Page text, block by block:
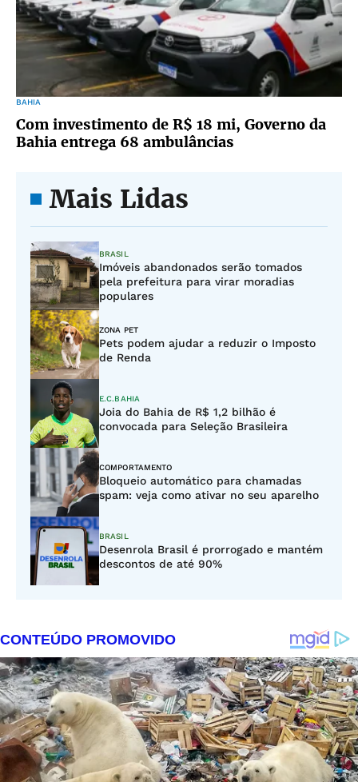
BAHIA
Com investimento de R$ 18 mi, Governo da
Bahia entrega 68 ambulâncias
Mais Lidas
BRASIL
Imóveis abandonados serão tomados
pela prefeitura para virar moradias
populares
ZONA PET
Pets podem ajudar a reduzir o Imposto
de Renda
E.C.BAHIA
Joia do Bahia de R$ 1,2 bilhão é
convocada para Seleção Brasileira
COMPORTAMENTO
Bloqueio automático para chamadas
spam: veja como ativar no seu aparelho
BRASIL
Desenrola Brasil é prorrogado e mantém
descontos de até 90%